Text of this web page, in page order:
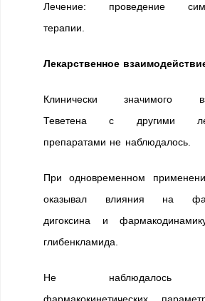
Лечение: проведение
терапии.
Лекарственное
Клинически значимого
Теветена с другими
препаратами не наблюдалось.
При одновременном
оказывал влияния на
дигоксина и
глибенкламида.
Не наблюдалось